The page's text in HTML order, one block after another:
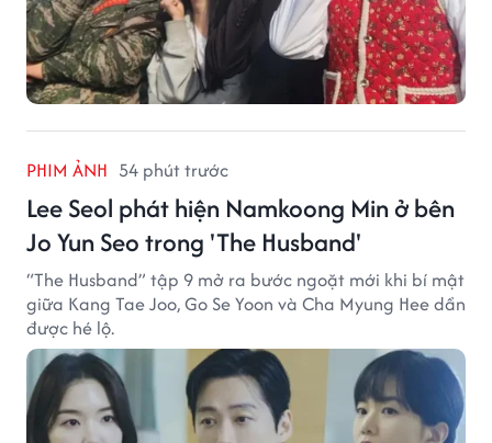
PHIM ẢNH 54 phút trước
Lee Seol phát hiện Namkoong Min ở bên
Jo Yun Seo trong 'The Husband'
“The Husband” tập 9 mở ra bước ngoặt mới khi bí mật
giữa Kang Tae Joo, Go Se Yoon và Cha Myung Hee dần
được hé lộ.